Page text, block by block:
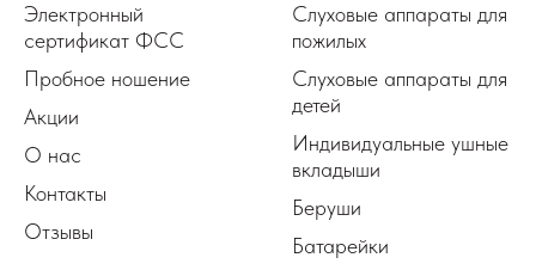
Электронный
сертификат ФСС
Пробное ношение
Акции
О нас
Контакты
Отзывы
Слуховые аппараты для
пожилых
Слуховые аппараты для
детей
Индивидуальные ушные
вкладыши
Беруши
Батарейки